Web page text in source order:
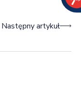
Następny artykuł